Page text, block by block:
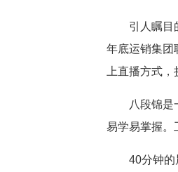
引人瞩目
年底运销集团
上直播方式
八段锦是
易学易掌握。
40分钟的